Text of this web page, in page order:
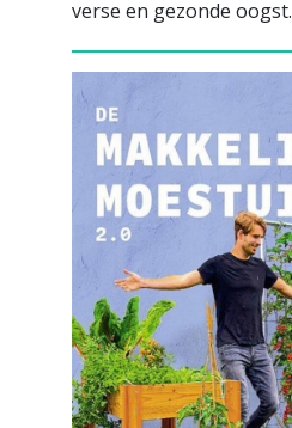
verse en gezonde oogst.